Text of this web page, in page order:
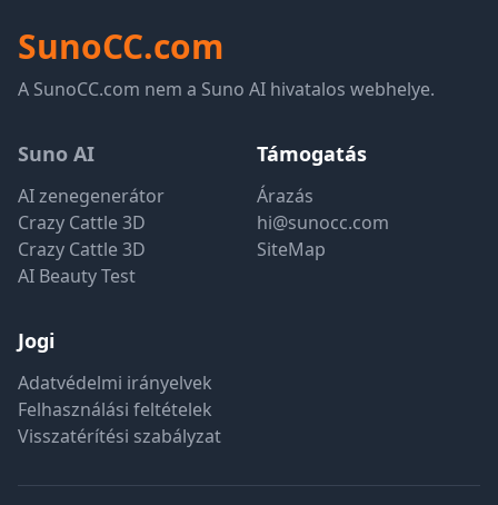
SunoCC.com
A SunoCC.com nem a Suno AI hivatalos webhelye.
Suno AI
AI zenegenerátor
Crazy Cattle 3D
Crazy Cattle 3D
AI Beauty Test
Támogatás
Árazás
hi@sunocc.com
SiteMap
Jogi
Adatvédelmi irányelvek
Felhasználási feltételek
Visszatérítési szabályzat